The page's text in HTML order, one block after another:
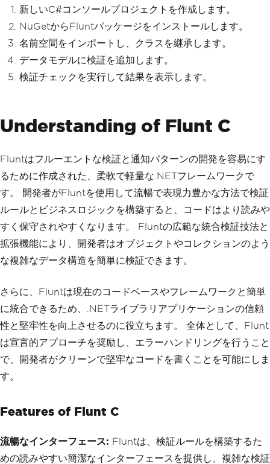
新しいC#コンソールプロジェクトを作成します。
NuGetからFluntパッケージをインストールします。
名前空間をインポートし、クラスを継承します。
データモデルに検証を追加します。
検証チェックを実行して結果を表示します。
Understanding of Flunt C
Fluntはフルーエントな検証と通知パターンの開発を容易にす
るために作成された、柔軟で軽量な.NETフレームワークで
す。 開発者がFluntを使用して流暢で表現力豊かな方法で検証
ルールとビジネスロジックを構築すると、コードはより読みや
すく保守されやすくなります。 Fluntの広範な統合検証技法と
拡張機能により、開発者はオブジェクトやコレクションのよう
な複雑なデータ構造を簡単に検証できます。
さらに、Fluntは現在のコードベースやフレームワークと簡単
に統合できるため、.NETライブラリアプリケーションの信頼
性と堅牢性を向上させるのに役立ちます。 全体として、Flunt
は宣言的アプローチを奨励し、エラーハンドリングを行うこと
で、開発者がクリーンで堅牢なコードを書くことを可能にしま
す。
Features of Flunt C
流暢なインターフェース: Fluntは、検証ルールを構築するた
めの読みやすい簡潔なインターフェースを提供し、複雑な検証